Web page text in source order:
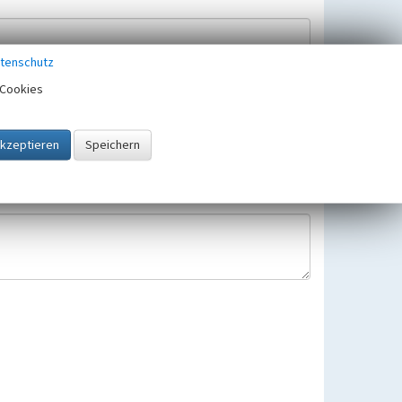
gespeichert und verwendet.
gültigen Europäischen